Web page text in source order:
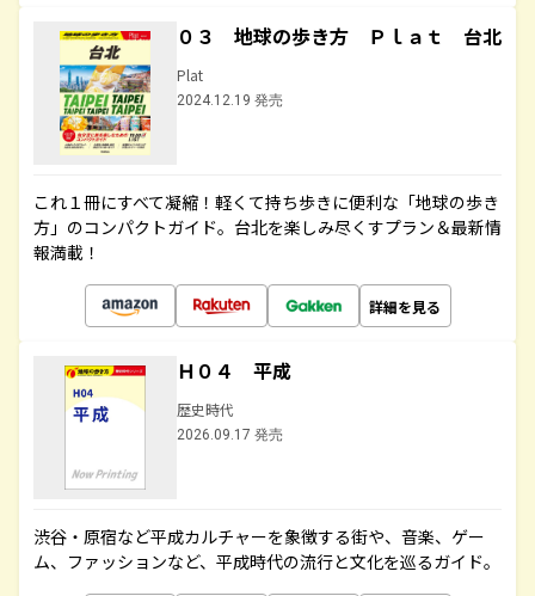
０３ 地球の歩き方 Ｐｌａｔ 台北
Plat
2024.12.19 発売
これ１冊にすべて凝縮！軽くて持ち歩きに便利な「地球の歩き
方」のコンパクトガイド。台北を楽しみ尽くすプラン＆最新情
報満載！
詳細を見る
Ｈ０４ 平成
歴史時代
2026.09.17 発売
渋谷・原宿など平成カルチャーを象徴する街や、音楽、ゲー
ム、ファッションなど、平成時代の流行と文化を巡るガイド。